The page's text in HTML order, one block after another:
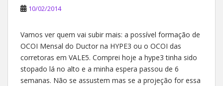
10/02/2014
Vamos ver quem vai subir mais: a possível formação de
OCOI Mensal do Ductor na HYPE3 ou o OCOI das
corretoras em VALE5. Comprei hoje a hype3 tinha sido
stopado lá no alto e a minha espera passou de 6
semanas. Não se assustem mas se a projeção for essa